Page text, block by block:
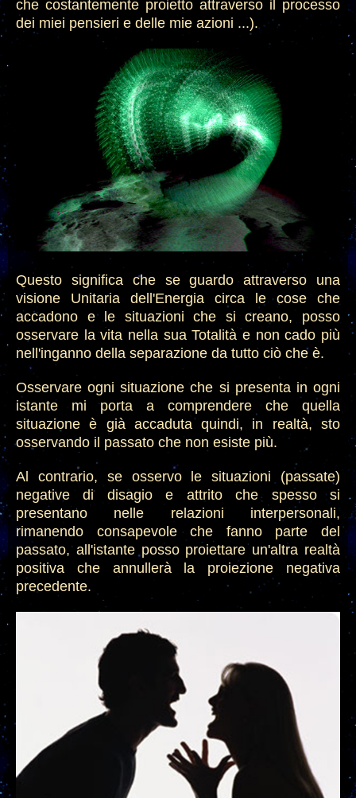
che costantemente proietto attraverso il processo
dei miei pensieri e delle mie azioni ...).
Questo significa che se guardo attraverso una
visione Unitaria dell'Energia circa le cose che
accadono e le situazioni che si creano, posso
osservare la vita nella sua Totalità e non cado più
nell'inganno della separazione da tutto ciò che è.
Osservare ogni situazione che si presenta in ogni
istante mi porta a comprendere che quella
situazione è già accaduta quindi, in realtà, sto
osservando il passato che non esiste più.
Al contrario, se osservo le situazioni (passate)
negative di disagio e attrito che spesso si
presentano nelle relazioni interpersonali,
rimanendo consapevole che fanno parte del
passato, all'istante posso proiettare un'altra realtà
positiva che annullerà la proiezione negativa
precedente.